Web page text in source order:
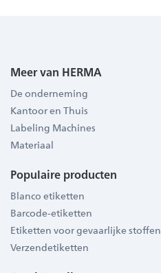
Meer van HERMA
De onderneming
Kantoor en Thuis
Labeling Machines
Materiaal
Populaire producten
Blanco etiketten
Barcode-etiketten
Etiketten voor gevaarlijke stoffen
Verzendetiketten